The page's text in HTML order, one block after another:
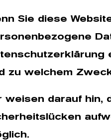
Sie diese
zu welchem
weisen darauf hin,